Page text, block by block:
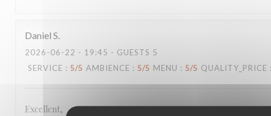
Daniel S
2026-06-22 - 19:45 - GUESTS 5
SERVICE : 5/5 AMBIENCE : 5/5 MENU : 5/5 QUALITY_PRICE
Excellent,